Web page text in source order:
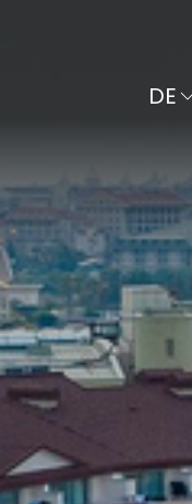
DE